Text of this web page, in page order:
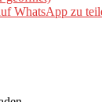
WhatsApp zu